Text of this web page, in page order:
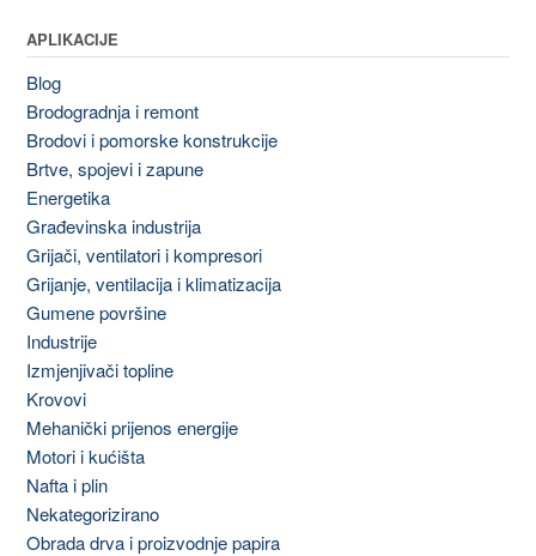
APLIKACIJE
Blog
Brodogradnja i remont
Brodovi i pomorske konstrukcije
Brtve, spojevi i zapune
Energetika
Građevinska industrija
Grijači, ventilatori i kompresori
Grijanje, ventilacija i klimatizacija
Gumene površine
Industrije
Izmjenjivači topline
Krovovi
Mehanički prijenos energije
Motori i kućišta
Nafta i plin
Nekategorizirano
Obrada drva i proizvodnje papira